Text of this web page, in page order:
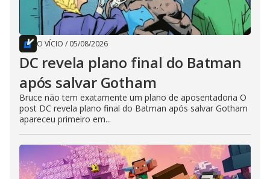
O VÍCIO / 05/08/2026
DC revela plano final do Batman
após salvar Gotham
Bruce não tem exatamente um plano de aposentadoria O
post DC revela plano final do Batman após salvar Gotham
apareceu primeiro em...